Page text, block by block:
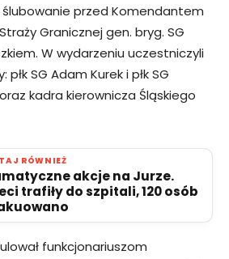
ślubowanie przed Komendantem
Granicznej gen. bryg. SG
W wydarzeniu uczestniczyli
SG Adam Kurek i płk SG
kadra kierownicza Śląskiego
RÓWNIEŻ
akcje na Jurze.
trafiły do szpitali, 120 osób
funkcjonariuszom